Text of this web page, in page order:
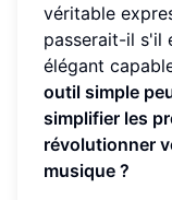
véritable
passerait-il s'il
élégant
outil simple
simplifier les
révolutionner
musique ?